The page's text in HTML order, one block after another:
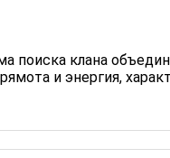
поиска клана
и энергия,